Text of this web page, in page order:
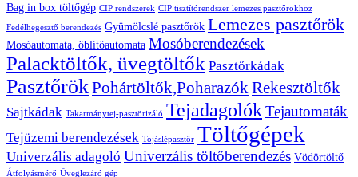
Bag in box töltőgép CIP rendszerek CIP tisztítórendszer lemezes pasztőrökhöz
Fedélhegesztő berendezés Gyümölcslé pasztőrök Lemezes pasztőrök
Mosóautomata, öblítőautomata Mosóberendezések
Palacktöltők, üvegtöltők Pasztőrkádak
PasztőrökPohártöltők,PoharazókRekesztöltők
Sajtkádak Takarmánytej-pasztörizáló TejadagolókTejautomaták
Tejüzemi berendezések Tojáslépasztőr Töltőgépek
Univerzális adagoló Univerzális töltőberendezés Vödörtöltő
Átfolyásmérő Üveglezáró gép